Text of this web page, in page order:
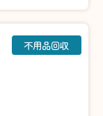
不用品回収